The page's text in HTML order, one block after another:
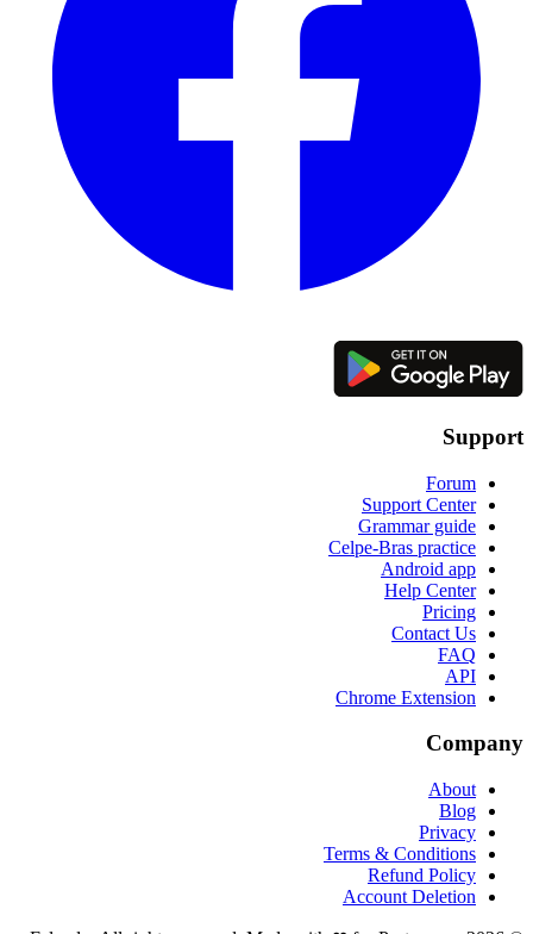
Support
Forum
Support Center
Grammar guide
Celpe-Bras practice
Android app
Help Center
Pricing
Contact Us
FAQ
API
Chrome Extension
Company
About
Blog
Privacy
Terms & Conditions
Refund Policy
Account Deletion